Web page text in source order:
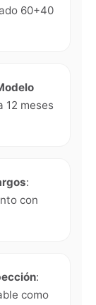
60+40
12 meses
:
con
:
como